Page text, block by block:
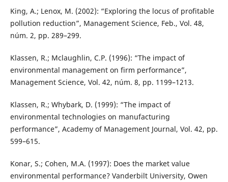
King, A.; Lenox, M. (2002): “Exploring the locus of profitable
pollution reduction”, Management Science, Feb., Vol. 48,
núm. 2, pp. 289–299.
Klassen, R.; Mclaughlin, C.P. (1996): “The impact of
environmental management on firm performance”,
Management Science, Vol. 42, núm. 8, pp. 1199–1213.
Klassen, R.; Whybark, D. (1999): “The impact of
environmental technologies on manufacturing
performance”, Academy of Management Journal, Vol. 42, pp.
599–615.
Konar, S.; Cohen, M.A. (1997): Does the market value
environmental performance? Vanderbilt University, Owen